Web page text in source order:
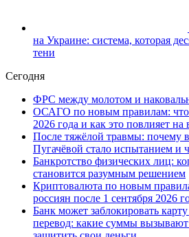
на Украине: система, которая
тени
Сегодня
ФРС между молотом и
ОСАГО по новым правилам: что
2026 года и как это повлияет на
После тяжёлой травмы: почему
Пугачёвой стало испытанием и
Банкротство физических лиц:
становится разумным решением
Криптовалюта по новым
россиян после 1 сентября 2026
Банк может заблокировать
перевод: какие суммы